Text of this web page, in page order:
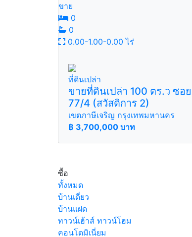
ขาย
0
0
0.00-1.00-0.00 ไร่
ที่ดินเปล่า
ขายที่ดินเปล่า 100 ตร.ว ซอ
77/4 (สวัสดิการ 2)
เขตภาษีเจริญ กรุงเทพมหานคร
฿ 3,700,000 บาท
ซื้อ
ทั้งหมด
บ้านเดี่ยว
บ้านแฝด
ทาวน์เฮ้าส์ ทาวน์โฮม
คอนโดมิเนี่ยม